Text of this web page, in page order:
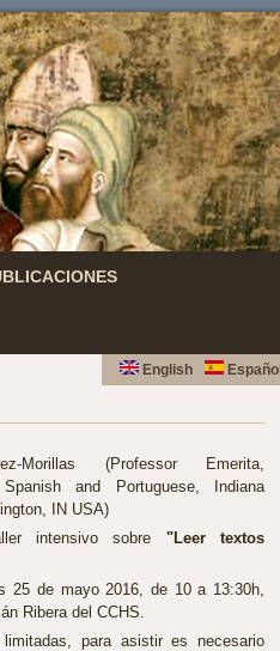
Español
English
Morillas (Professor Emerita,
and Portuguese, Indiana
IN USA)
intensivo sobre "Leer textos
25 de mayo 2016, de 10 a 13:30h,
Ribera del CCHS.
para asistir es necesario